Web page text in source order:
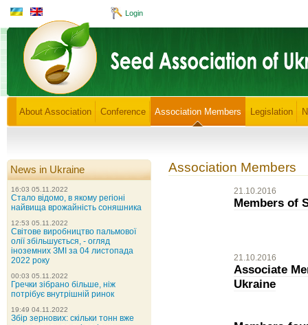
Login
About Association Conference Association Members Legislation
Association Members
21.10.2016
Members of
21.10.2016
Associate
Ukraine
News in Ukraine
16:03 05.11.2022
Стало відомо, в якому регіоні
найвища врожайність соняшника
12:53 05.11.2022
Світове виробництво пальмової
олії збільшується, - огляд
іноземних ЗМІ за 04 листопада
2022 року
00:03 05.11.2022
Гречки зібрано більше, ніж
потрібує внутрішній ринок
19:49 04.11.2022
Збір зернових: скільки тонн вже